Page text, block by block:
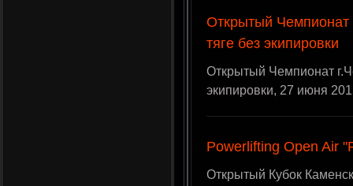
Открытый Чемпионат
тяге без экипировки
Открытый Чемпионат
экипировки, 27 июня
Powerlifting Open Air
Открытый Кубок